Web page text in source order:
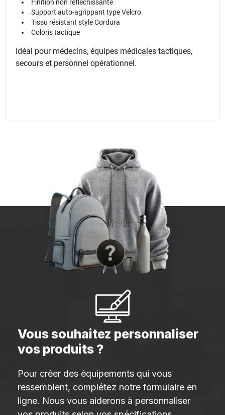
Finition non réfléchissante
Support auto-agrippant type Velcro
Tissu résistant style Cordura
Coloris tactique
Idéal pour médecins, équipes médicales tactiques,
secours et personnel opérationnel.
Vous souhaitez personnaliser
vos produits ?
Pour créer des équipements qui vous
ressemblent, complétez notre formulaire en
ligne. Nous vous aiderons à personnaliser